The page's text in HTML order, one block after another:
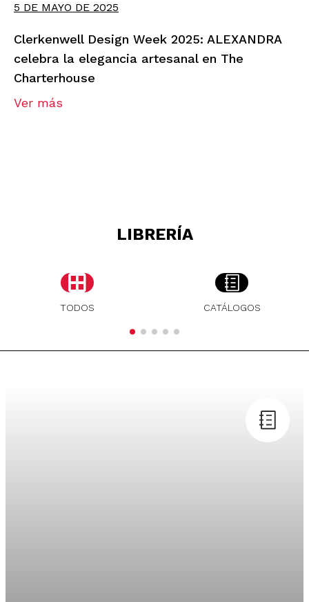
5 DE MAYO DE 2025
Clerkenwell Design Week 2025: ALEXANDRA
celebra la elegancia artesanal en The
Charterhouse
Ver más
LIBRERÍA
TODOS CATÁLOGOS